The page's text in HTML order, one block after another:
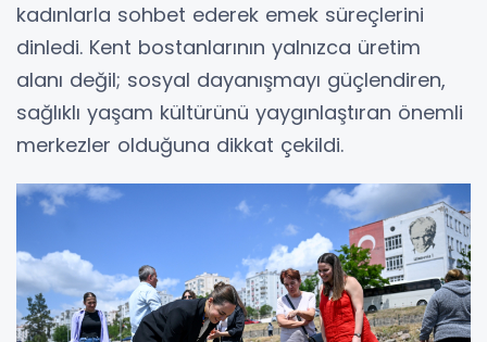
kadınlarla sohbet ederek emek süreçlerini
dinledi. Kent bostanlarının yalnızca üretim
alanı değil; sosyal dayanışmayı güçlendiren,
sağlıklı yaşam kültürünü yaygınlaştıran önemli
merkezler olduğuna dikkat çekildi.